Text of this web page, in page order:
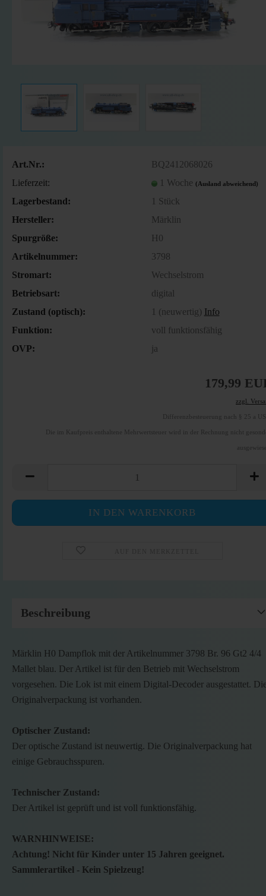
Art.Nr.:
BQ2412068026
Lieferzeit:
1 Woche (Ausland abweichend)
Lagerbestand: 1 Stück
Hersteller:
Märklin
Spurgröße:
H0
Artikelnummer:
3798
Stromart:
Wechselstrom
Betriebsart:
digital
Zustand (optisch):
1 (neuwertig) Info
Funktion:
voll funktionsfähig
OVP:
ja
179,99
zzgl.
Differenzbesteuerung nach § 25 a
Die im Kaufpreis enthaltene Mehrwertsteuer wird in der Rechnung nicht
Beschreibung
Märklin H0 Dampflok mit der Artikelnummer 3798 Br. 96 Gt2 4/4
Mallet blau. Der Artikel ist für den Betrieb mit Wechselstrom
vorgesehen. Die Lok ist mit einem Digital-Decoder ausgestattet.
Originalverpackung ist vorhanden.
Optischer Zustand:
Der optische Zustand ist neuwertig. Die Originalverpackung hat
einige Gebrauchsspuren.
Technischer Zustand:
Der Artikel ist geprüft und ist voll funktionsfähig.
WARNHINWEISE:
Achtung! Nicht für Kinder unter 15 Jahren geeignet.
Sammlerartikel - Kein Spielzeug!